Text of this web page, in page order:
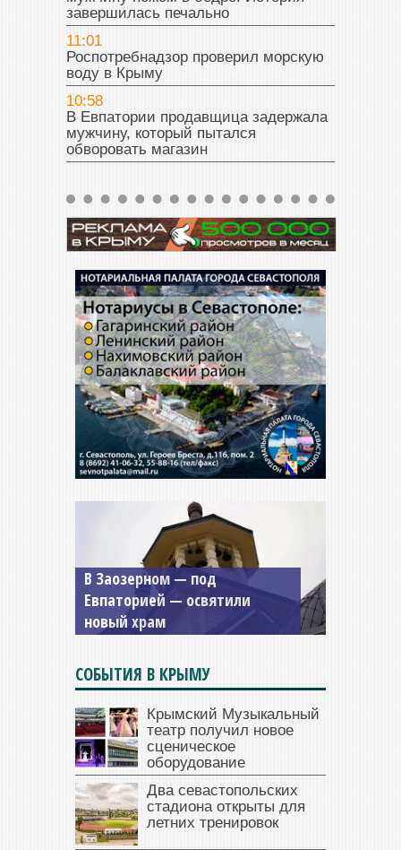
завершилась печально
11:01
Роспотребнадзор проверил морскую
воду в Крыму
10:58
В Евпатории продавщица задержала
мужчину, который пытался
обворовать магазин
В Заозерном — под
Евпаторией — освятили
новый храм
Мужской монастырь Косьмы
и Дамиана в Крыму вновь
открыт для посещения
СОБЫТИЯ В КРЫМУ
Крымский Музыкальный
театр получил новое
сценическое
оборудование
Два севастопольских
стадиона открыты для
летних тренировок